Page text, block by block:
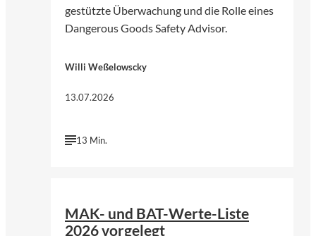
gestützte Überwachung und die Rolle eines
Dangerous Goods Safety Advisor.
Willi Weßelowscky
13.07.2026
13 Min.
MAK- und BAT-Werte-Liste
2026 vorgelegt